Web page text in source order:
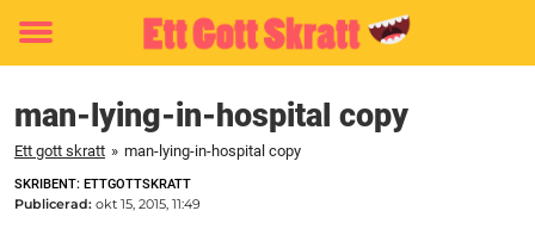
Toggle
man-lying-in-hospital copy
Ett gott skratt » man-lying-in-hospital copy
SKRIBENT: ETTGOTTSKRATT
Publicerad: okt 15, 2015, 11:49